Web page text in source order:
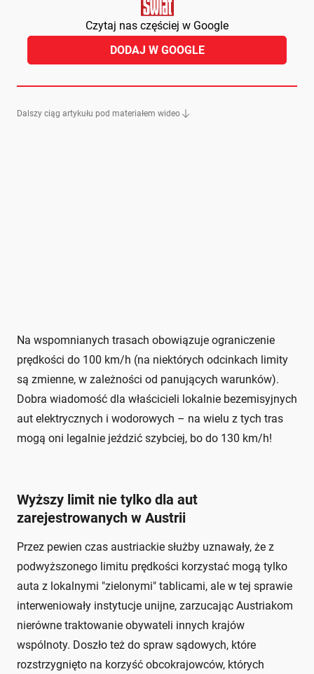
Czytaj nas częściej w Google
DODAJ W GOOGLE
Dalszy ciąg artykułu pod materiałem wideo
Na wspomnianych trasach obowiązuje ograniczenie
prędkości do 100 km/h (na niektórych odcinkach limity
są zmienne, w zależności od panujących warunków).
Dobra wiadomość dla właścicieli lokalnie bezemisyjnych
aut elektrycznych i wodorowych – na wielu z tych tras
mogą oni legalnie jeździć szybciej, bo do 130 km/h!
Wyższy limit nie tylko dla aut
zarejestrowanych w Austrii
Przez pewien czas austriackie służby uznawały, że z
podwyższonego limitu prędkości korzystać mogą tylko
auta z lokalnymi "zielonymi" tablicami, ale w tej sprawie
interweniowały instytucje unijne, zarzucając Austriakom
nierówne traktowanie obywateli innych krajów
wspólnoty. Doszło też do spraw sądowych, które
rozstrzygnięto na korzyść obcokrajowców, których